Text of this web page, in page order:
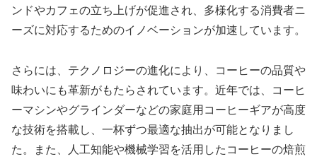
ンドやカフェの立ち上げが促進され、多様化する消費者ニ
ーズに対応するためのイノベーションが加速しています。
さらには、テクノロジーの進化により、コーヒーの品質や
味わいにも革新がもたらされています。近年では、コーヒ
ーマシンやグラインダーなどの家庭用コーヒーギアが高度
な技術を搭載し、一杯ずつ最適な抽出が可能となりまし
た。また、人工知能や機械学習を活用したコーヒーの焙煎